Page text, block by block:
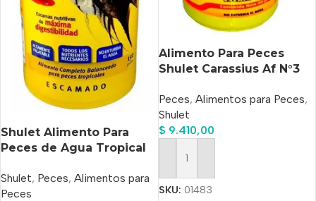
Shulet Alimento Para
Peces de Agua Tropical
Shulet, Peces, Alimentos para
Peces
Alimento Para Peces
Shulet Carassius Af N°3
Peces, Alimentos para Peces,
Shulet
$ 9.410,00
Añadir Al Carrito
SKU: 01483